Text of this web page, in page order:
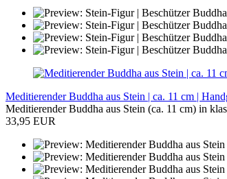
Meditierender Buddha aus Stein | ca. 11 cm |
Meditierender Buddha aus Stein (ca. 11 cm) in
33,95 EUR